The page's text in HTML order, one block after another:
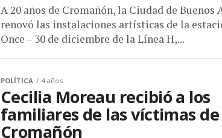
A 20 años de Cromañón, la Ciudad de Buenos
renovó las instalaciones artísticas de la
Once – 30 de diciembre de la Línea H,...
POLÍTICA 4 años
Cecilia Moreau recibió a los
familiares de las víctimas de
Cromañón